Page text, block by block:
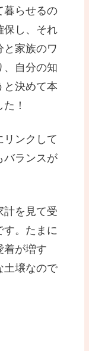
暮らせるの
保し、それ
家族のワ
、自分の知
と決めて本
！
リンクして
バランスが
計を見て受
す。たまに
着が増す
土壌なので